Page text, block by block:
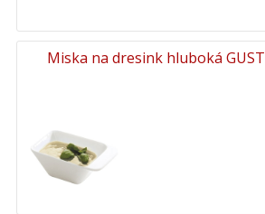
Miska na dresink hluboká